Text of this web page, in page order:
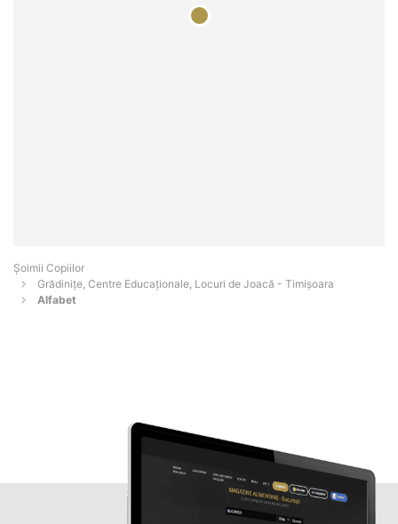
Șoimii Copiilor
Grădinițe, Centre Educaționale, Locuri de Joacă - Timişoara
Alfabet